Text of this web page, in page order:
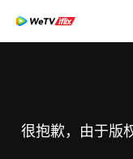
很抱歉，由于版